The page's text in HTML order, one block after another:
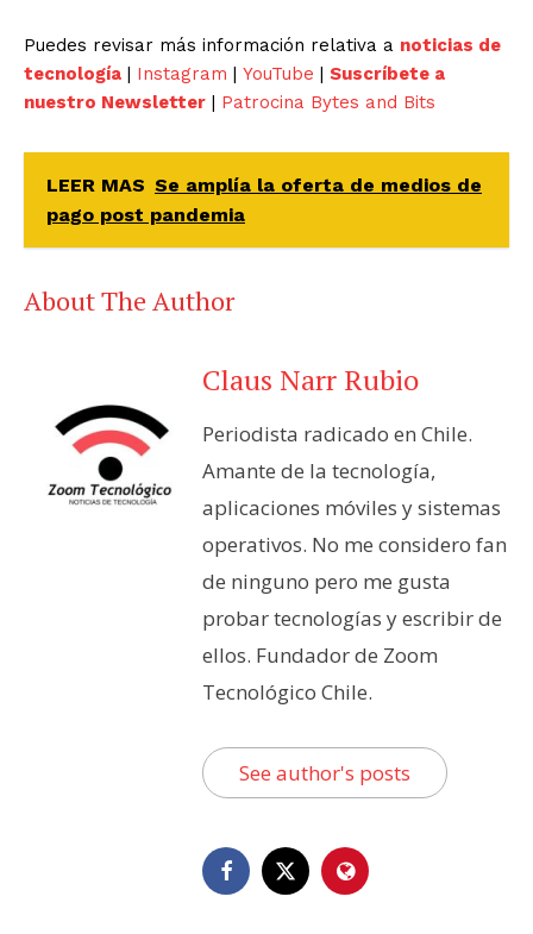
Puedes revisar más información relativa a noticias de
tecnología | Instagram | YouTube | Suscríbete a
nuestro Newsletter | Patrocina Bytes and Bits
LEER MAS Se amplía la oferta de medios de
pago post pandemia
About The Author
Claus Narr Rubio
Periodista radicado en Chile.
Amante de la tecnología,
aplicaciones móviles y sistemas
operativos. No me considero fan
de ninguno pero me gusta
probar tecnologías y escribir de
ellos. Fundador de Zoom
Tecnológico Chile.
See author's posts